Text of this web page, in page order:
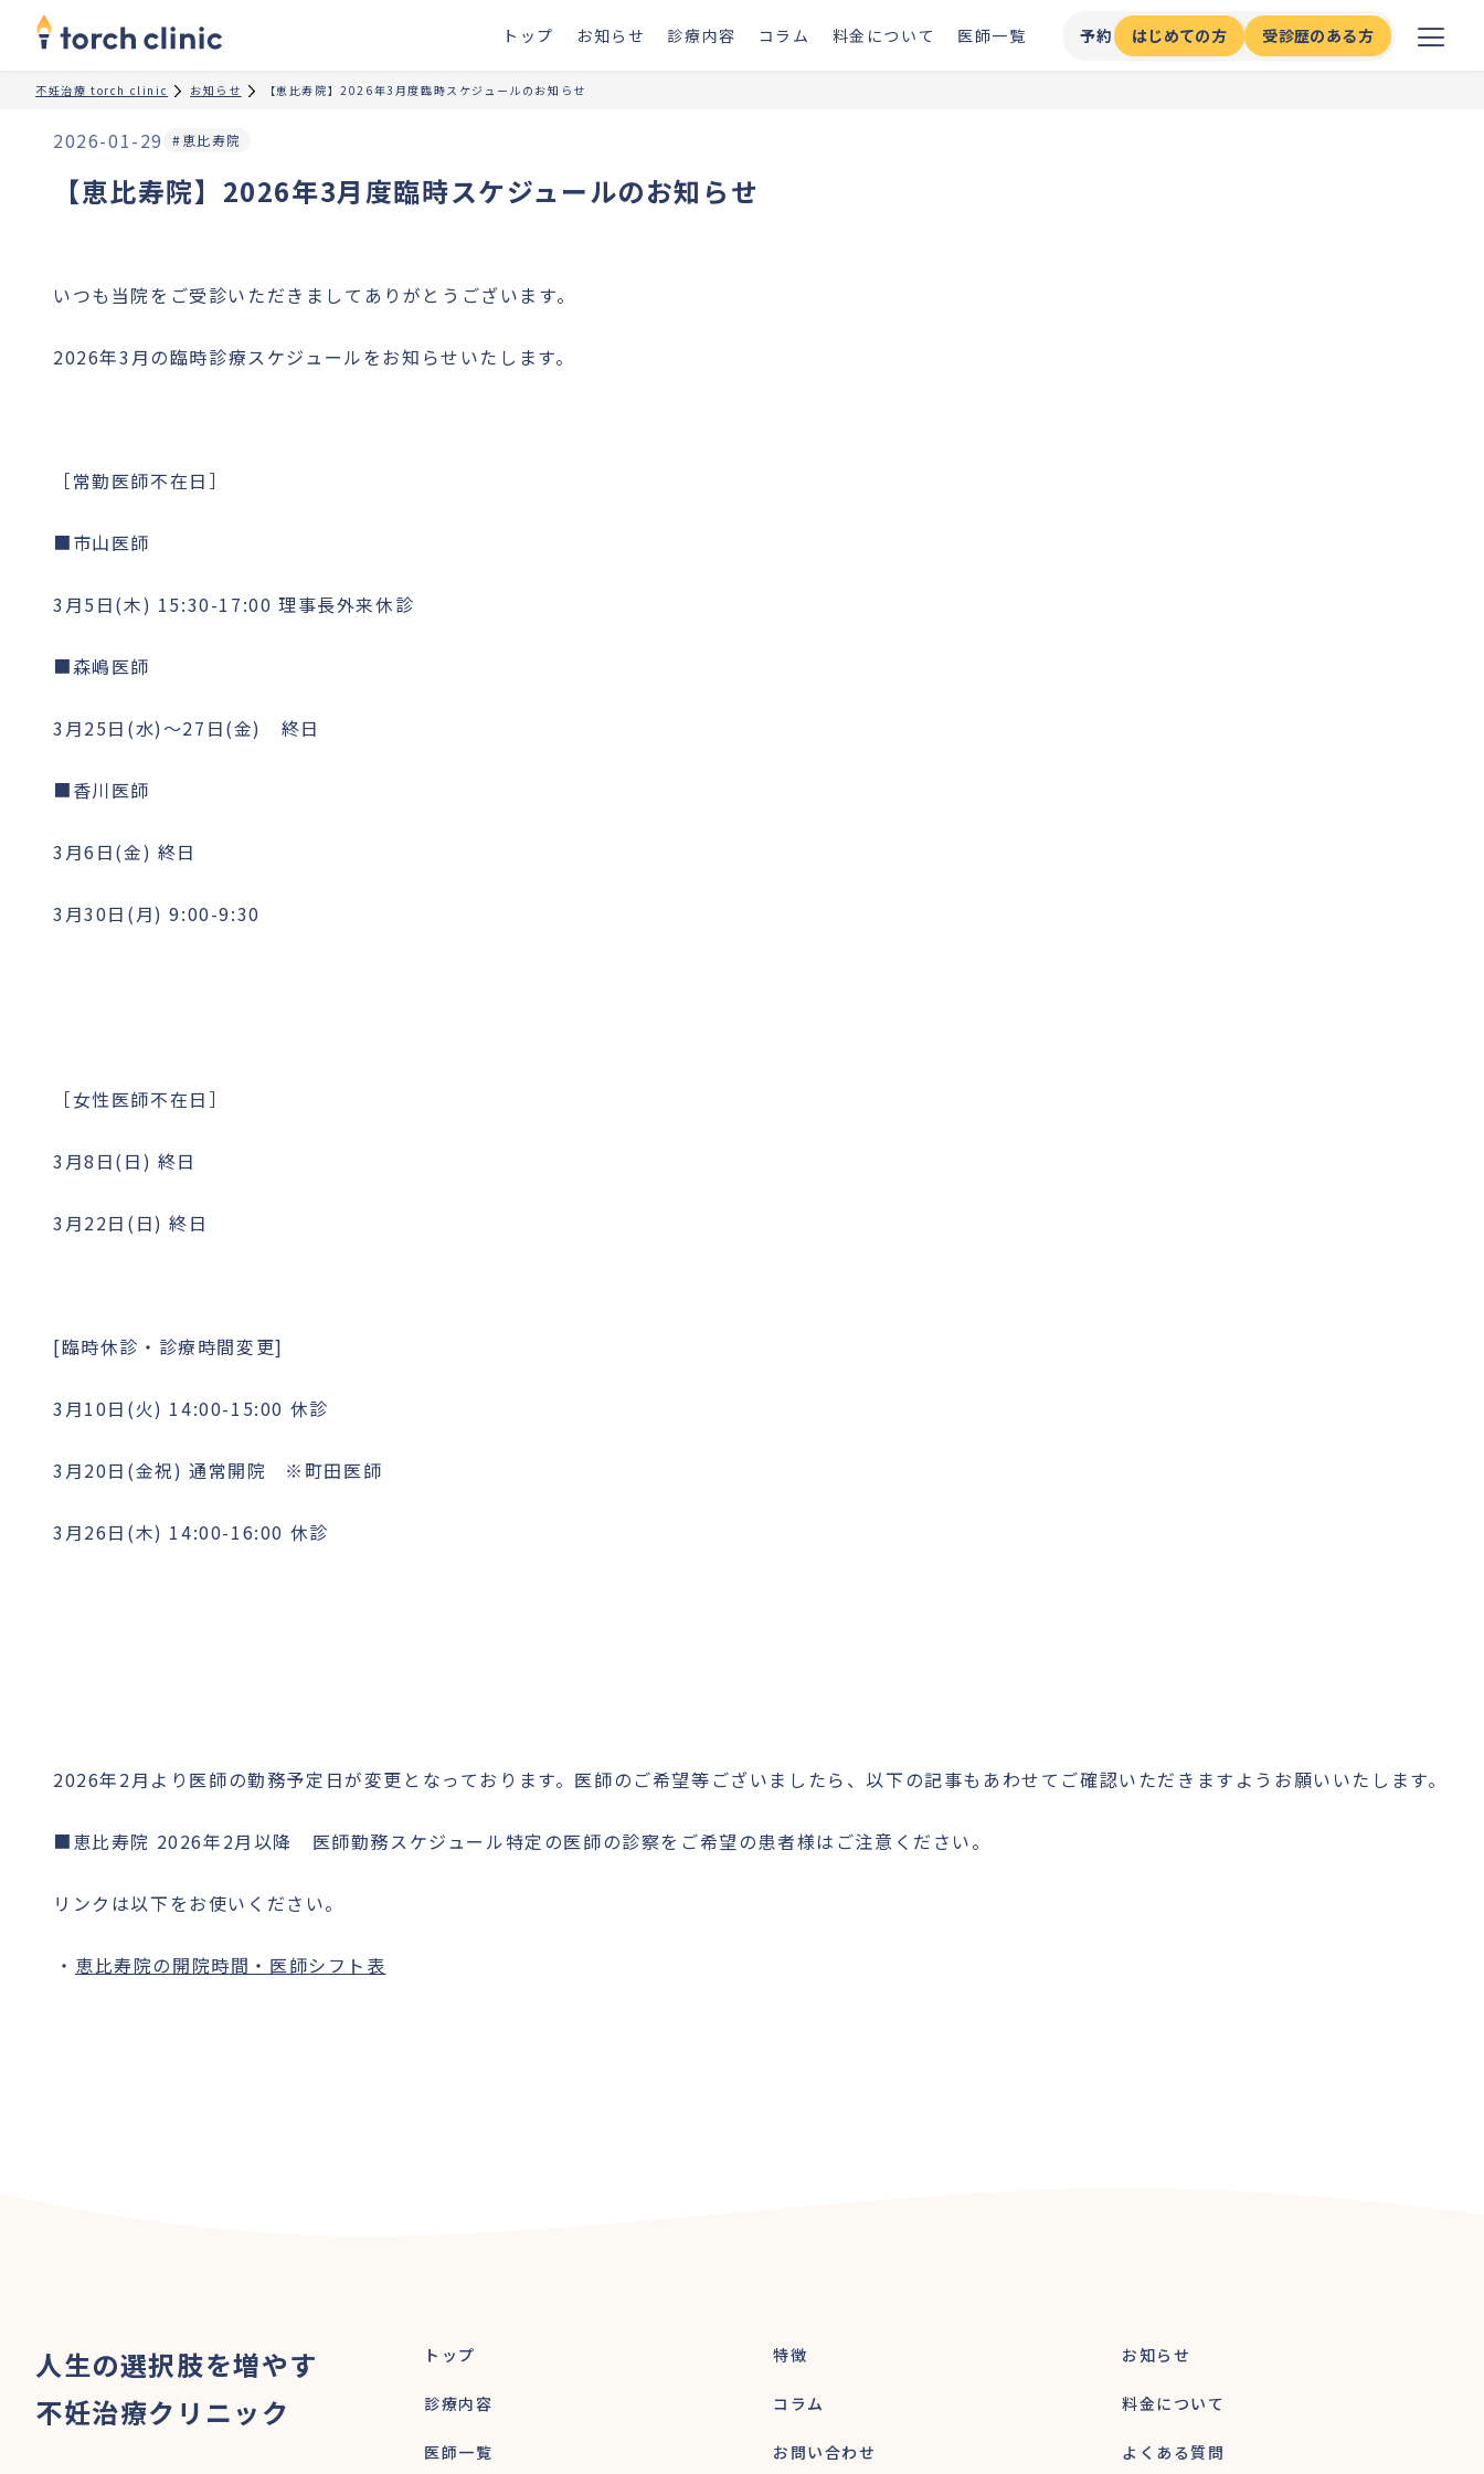
トップ お知らせ 診療内容 コラム 料金について 医師一覧 予約 はじめての方 受診歴のある方
不妊治療 torch clinic お知らせ 【恵比寿院】2026年3月度臨時スケジュールのお知らせ
2026-01-29 #恵比寿院
【恵比寿院】2026年3月度臨時スケジュールのお知らせ
いつも当院をご受診いただきましてありがとうございます。
2026年3月の臨時診療スケジュールをお知らせいたします。
［常勤医師不在日］
■市山医師
3月5日(木) 15:30-17:00 理事長外来休診
■森嶋医師
3月25日(水)〜27日(金) 終日
■香川医師
3月6日(金) 終日
3月30日(月) 9:00-9:30
［女性医師不在日］
3月8日(日) 終日
3月22日(日) 終日
[臨時休診・診療時間変更]
3月10日(火) 14:00-15:00 休診
3月20日(金祝) 通常開院 ※町田医師
3月26日(木) 14:00-16:00 休診
2026年2月より医師の勤務予定日が変更となっております。医師のご希望等ございましたら、以下の記事もあわせてご確認いただきますようお願いいたします。
■恵比寿院 2026年2月以降 医師勤務スケジュール特定の医師の診察をご希望の患者様はご注意ください。
リンクは以下をお使いください。
恵比寿院の開院時間・医師シフト表
人生の選択肢を増やす
不妊治療クリニック
トップ 特徴 お知らせ
診療内容 コラム 料金について
医師一覧 お問い合わせ よくある質問